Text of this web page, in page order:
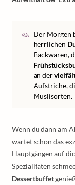
Der Morgen
herrlichen
Backwaren,
an der
Aufstriche,
Müslisorten.
Wenn du dann am
wartet schon das
Hauptgängen auf
Spezialitäten
Dessertbuffet